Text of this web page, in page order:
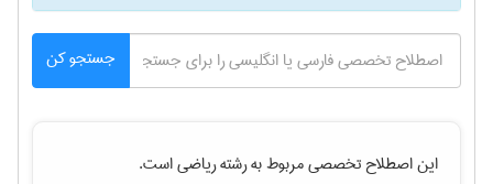
جستجو کن
این اصطلاح تخصصی مربوط به رشتهرياضیاست.